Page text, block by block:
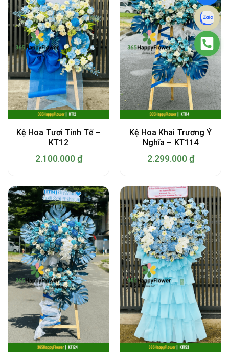
Kệ Hoa Tươi Tinh Tế –
KT12
2.100.000 ₫
Kệ Hoa Khai Trương Ý
Nghĩa – KT114
2.299.000 ₫